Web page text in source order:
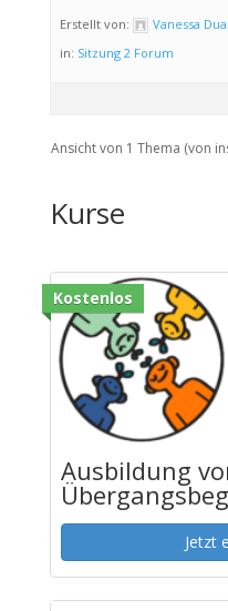
Erstellt von:
Vanessa
in: Sitzung 2 Forum
Ansicht von 1 Thema (von
Kurse
Kostenlos
Ausbildung
Jetzt